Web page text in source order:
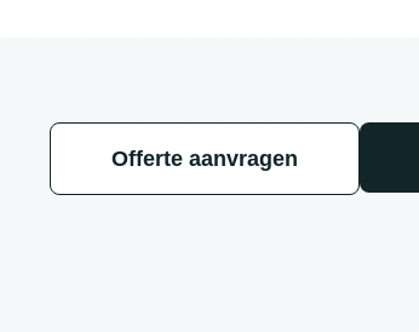
Offerte aanvragen